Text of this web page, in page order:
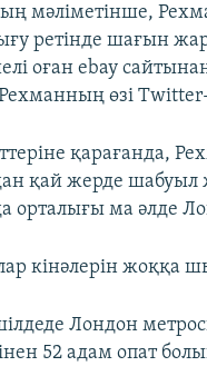
мәліметінше,
ретінде шағын
оған ebay
өзі
қарағанда,
қай жерде шабуыл
орталығы ма әлде
кінәлерін жоққа
Лондон
52 адам опат